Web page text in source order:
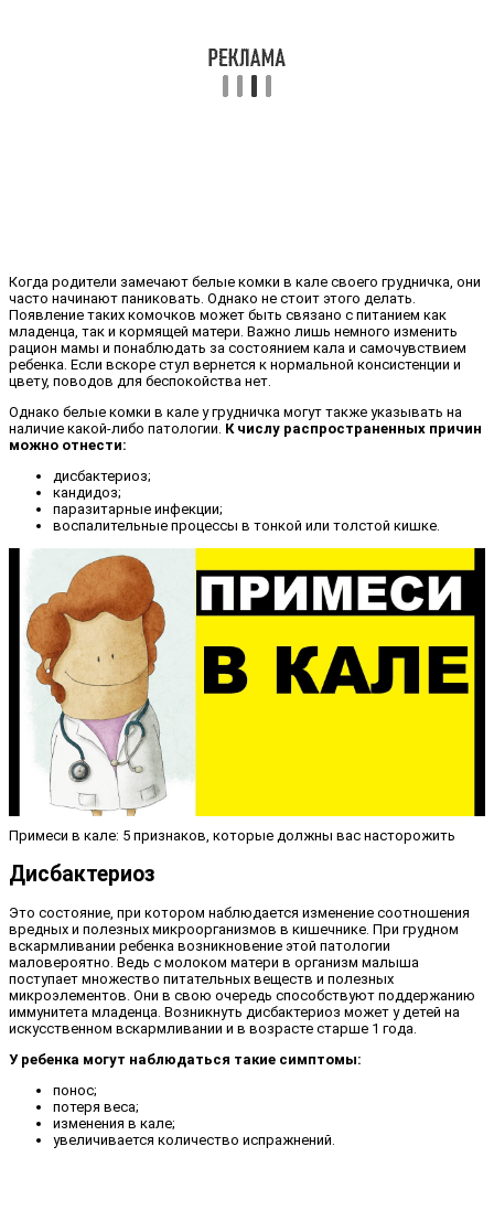
Когда родители замечают белые комки в кале своего грудничка, они
часто начинают паниковать. Однако не стоит этого делать.
Появление таких комочков может быть связано с питанием как
младенца, так и кормящей матери. Важно лишь немного изменить
рацион мамы и понаблюдать за состоянием кала и самочувствием
ребенка. Если вскоре стул вернется к нормальной консистенции и
цвету, поводов для беспокойства нет.
Однако белые комки в кале у грудничка могут также указывать на
наличие какой-либо патологии. К числу распространенных причин
можно отнести:
дисбактериоз;
кандидоз;
паразитарные инфекции;
воспалительные процессы в тонкой или толстой кишке.
Примеси в кале: 5 признаков, которые должны вас насторожить
Дисбактериоз
Это состояние, при котором наблюдается изменение соотношения
вредных и полезных микроорганизмов в кишечнике. При грудном
вскармливании ребенка возникновение этой патологии
маловероятно. Ведь с молоком матери в организм малыша
поступает множество питательных веществ и полезных
микроэлементов. Они в свою очередь способствуют поддержанию
иммунитета младенца. Возникнуть дисбактериоз может у детей на
искусственном вскармливании и в возрасте старше 1 года.
У ребенка могут наблюдаться такие симптомы:
понос;
потеря веса;
изменения в кале;
увеличивается количество испражнений.